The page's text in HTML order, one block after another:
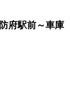
府駅前～車庫